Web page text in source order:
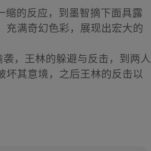
的反应，到墨智摘下面具露
充满奇幻色彩，展现出宏大的
，王林的躲避与反击，到两人
其意境，之后王林的反击以